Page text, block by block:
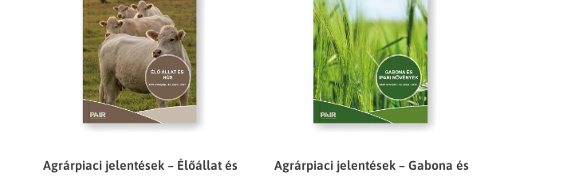
Agrárpiaci jelentések – Élőállat és
Agrárpiaci jelentések – Gabona és